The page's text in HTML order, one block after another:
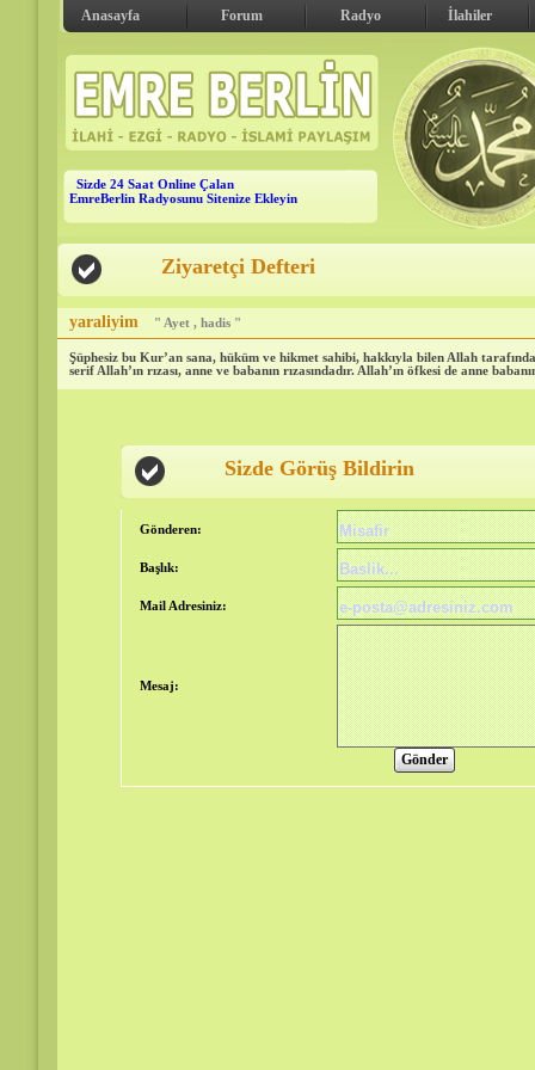
Anasayfa Forum Radyo İlahiler
Sizde 24 Saat Online Çalan
EmreBerlin Radyosunu Sitenize Ekleyin
Ziyaretçi Defteri
yaraliyim " Ayet , hadis "
Şüphesiz bu Kur’an sana, hüküm ve hikmet sahibi, hakkıyla bilen Allah
serif Allah’ın rızası, anne ve babanın rızasındadır. Allah’ın öfkesi de anne
Sizde Görüş Bildirin
Gönderen:
Başlık:
Mail Adresiniz:
Mesaj: